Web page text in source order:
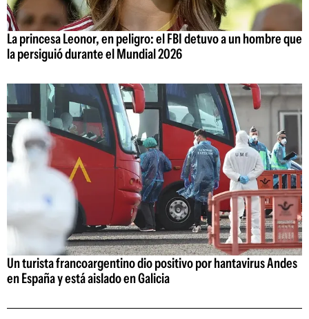
La princesa Leonor, en peligro: el FBI detuvo a un hombre que
la persiguió durante el Mundial 2026
Un turista francoargentino dio positivo por hantavirus Andes
en España y está aislado en Galicia